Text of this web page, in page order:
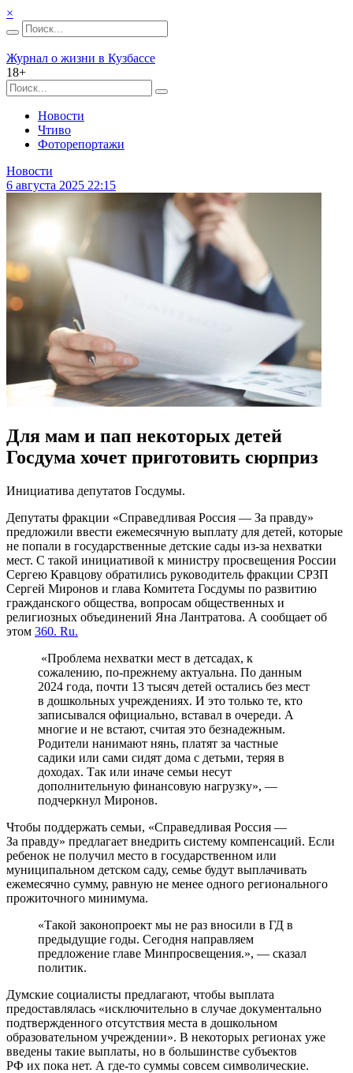
×
Журнал о жизни в Кузбассе
18+
Новости
Чтиво
Фоторепортажи
Новости
6 августа 2025 22:15
Для мам и пап некоторых детей
Госдума хочет приготовить сюрприз
Инициатива депутатов Госдумы.
Депутаты фракции «Справедливая Россия — За правду»
предложили ввести ежемесячную выплату для детей, которые
не попали в государственные детские сады из-за нехватки
мест. С такой инициативой к министру просвещения России
Сергею Кравцову обратились руководитель фракции СРЗП
Сергей Миронов и глава Комитета Госдумы по развитию
гражданского общества, вопросам общественных и
религиозных объединений Яна Лантратова. А сообщает об
этом 360. Ru.
«Проблема нехватки мест в детсадах, к
сожалению, по-прежнему актуальна. По данным
2024 года, почти 13 тысяч детей остались без мест
в дошкольных учреждениях. И это только те, кто
записывался официально, вставал в очереди. А
многие и не встают, считая это безнадежным.
Родители нанимают нянь, платят за частные
садики или сами сидят дома с детьми, теряя в
доходах. Так или иначе семьи несут
дополнительную финансовую нагрузку», —
подчеркнул Миронов.
Чтобы поддержать семьи, «Справедливая Россия —
За правду» предлагает внедрить систему компенсаций. Если
ребенок не получил место в государственном или
муниципальном детском саду, семье будут выплачивать
ежемесячно сумму, равную не менее одного регионального
прожиточного минимума.
«Такой законопроект мы не раз вносили в ГД в
предыдущие годы. Сегодня направляем
предложение главе Минпросвещения.», — сказал
политик.
Думские социалисты предлагают, чтобы выплата
предоставлялась «исключительно в случае документально
подтвержденного отсутствия места в дошкольном
образовательном учреждении». В некоторых регионах уже
введены такие выплаты, но в большинстве субъектов
РФ их пока нет. А где-то суммы совсем символические.